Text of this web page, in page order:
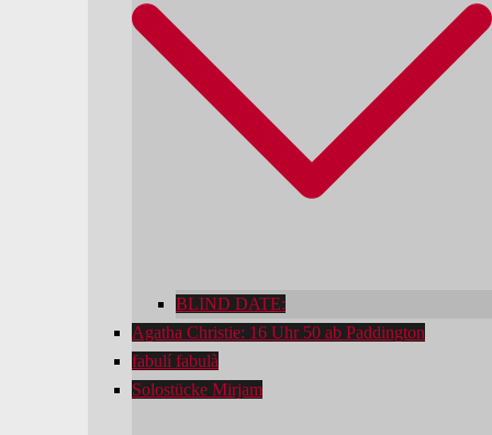
BLIND DATE:
Agatha Christie: 16 Uhr 50 ab Paddington
fabulí fabulà
Solostücke Mirjam